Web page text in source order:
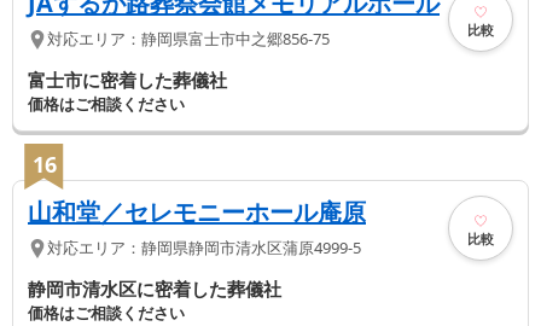
対応エリア： 静岡県富士市中之郷856-75 比較
富士市に密着した葬儀社
価格はご相談ください
16
山和堂／セレモニーホール庵原
対応エリア： 静岡県静岡市清水区蒲原4999-5 比較
静岡市清水区に密着した葬儀社
価格はご相談ください